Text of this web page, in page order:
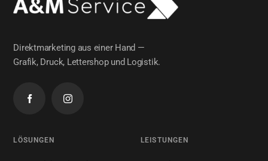
Direktmarketing aus einer Hand —
Grafik, Druck, Lettershop und Logistik.
LÖSUNGEN LEISTUNGEN